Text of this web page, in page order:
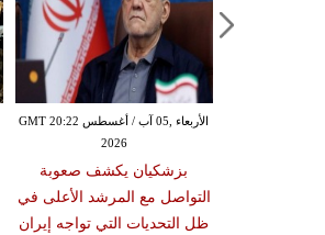
الأربعاء ,05 آب / أغسطس GMT 20:22
2026
بزشكيان يكشف صعوبة
التواصل مع المرشد الأعلى في
ظل التحديات التي تواجه إيران